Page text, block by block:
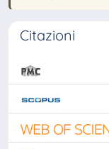
Citazioni